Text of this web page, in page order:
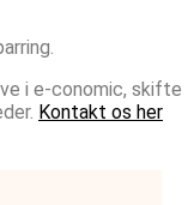
i e-conomic, skifte
Kontakt os her